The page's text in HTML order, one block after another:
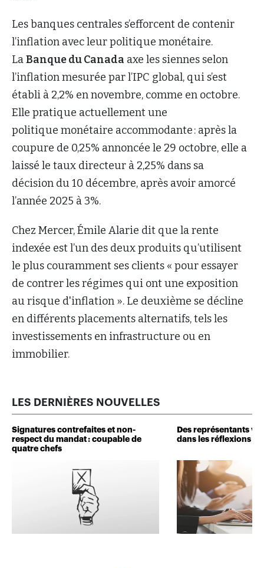
Les banques centrales s’efforcent de contenir
l’inflation avec leur politique monétaire.
LaBanque du Canada axe les siennes selon
l’inflation mesurée par l’IPC global, qui s’est
établi à 2,2% en novembre, comme en octobre.
Elle pratique actuellement une
politique monétaire accommodante : après la
coupure de 0,25% annoncée le 29 octobre, elle a
laissé le taux directeur à 2,25% dans sa
décision du 10 décembre, après avoir amorcé
l’année 2025 à 3%.
Chez Mercer, Émile Alarie dit que la rente
indexée est l’un des deux produits qu’utilisent
le plus couramment ses clients « pour essayer
de contrer les régimes qui ont une exposition
au risque d'inflation ». Le deuxième se décline
en différents placements alternatifs, tels les
investissements en infrastructure ou en
immobilier.
LES DERNIÈRES NOUVELLES
Signatures contrefaites et non-
respect du mandat : coupable de
quatre chefs
Des représentants
dans les réflexions de